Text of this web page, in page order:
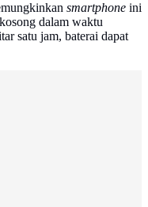
smartphone ini
dalam waktu
satu jam, baterai dapat